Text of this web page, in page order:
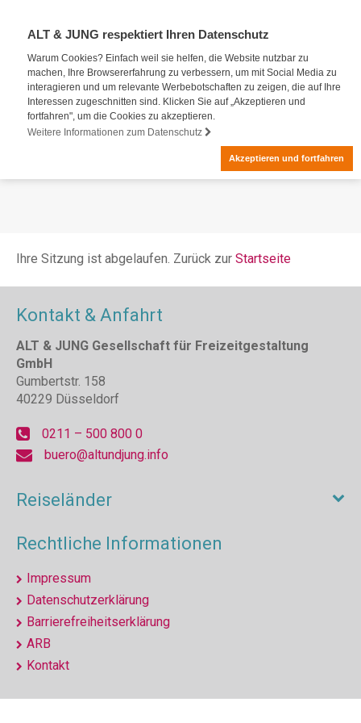
ALT & JUNG respektiert Ihren Datenschutz
Warum Cookies? Einfach weil sie helfen, die Website nutzbar zu
machen, Ihre Browsererfahrung zu verbessern, um mit Social Media zu
interagieren und um relevante Werbebotschaften zu zeigen, die auf Ihre
Interessen zugeschnitten sind. Klicken Sie auf „Akzeptieren und
fortfahren", um die Cookies zu akzeptieren.
Weitere Informationen zum Datenschutz
Akzeptieren und fortfahren
Ihre Sitzung ist abgelaufen. Zurück zur Startseite
Kontakt & Anfahrt
ALT & JUNG Gesellschaft für Freizeitgestaltung
GmbH
Gumbertstr. 158
40229 Düsseldorf
0211 – 500 800 0
buero@altundjung.info
Reiseländer
Rechtliche Informationen
Impressum
Datenschutzerklärung
Barrierefreiheitserklärung
ARB
Kontakt